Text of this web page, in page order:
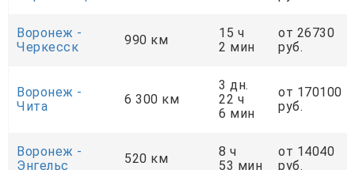
Воронеж -
Черкесск
990 км
15 ч
2 мин
от 26730
руб.
Воронеж -
Чита
6 300 км
3 дн.
22 ч
6 мин
от 170100
руб.
Воронеж -
Энгельс
520 км
8 ч
53 мин
от 14040
руб.